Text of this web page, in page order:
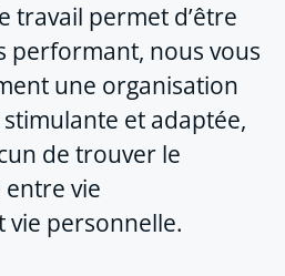
travail permet d’être
performant, nous vous
une organisation
et adaptée,
de trouver le
vie
vie personnelle.